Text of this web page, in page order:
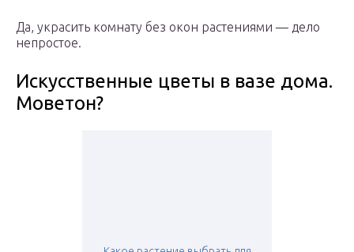
Да, украсить комнату без окон растениями — дело
непростое.
Искусственные цветы в вазе дома.
Моветон?